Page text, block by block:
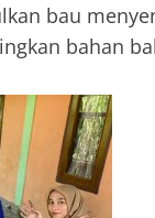
bau
bahan